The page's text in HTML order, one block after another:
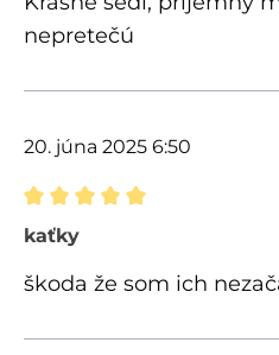
nepretečú
20. júna 2025 6:50
Recenzia s hodnotením
kaťky
škoda že som ich